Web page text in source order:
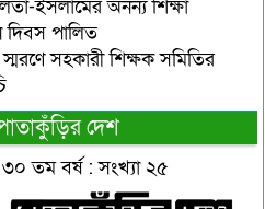
ইসলামের অনন্য শিক্ষা
দিবস পালিত
সহকারী শিক্ষক সমিতির
দেশ
তম বর্ষ : সংখ্যা ২৫